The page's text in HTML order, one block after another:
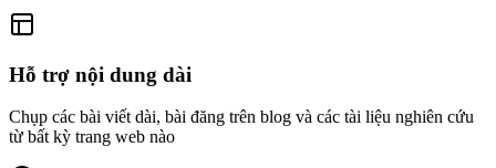
Hỗ trợ nội dung dài
Chụp các bài viết dài, bài đăng trên blog và các tài liệu nghiên cứu
từ bất kỳ trang web nào